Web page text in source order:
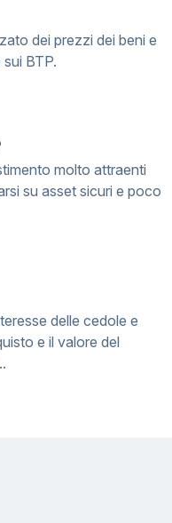
dei prezzi dei beni e
BTP.
molto attraenti
su asset sicuri e poco
delle cedole e
e il valore del